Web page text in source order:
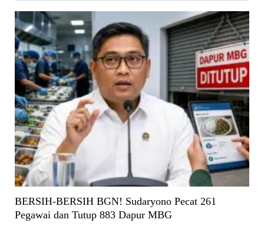
BERSIH-BERSIH BGN! Sudaryono Pecat 261
Pegawai dan Tutup 883 Dapur MBG